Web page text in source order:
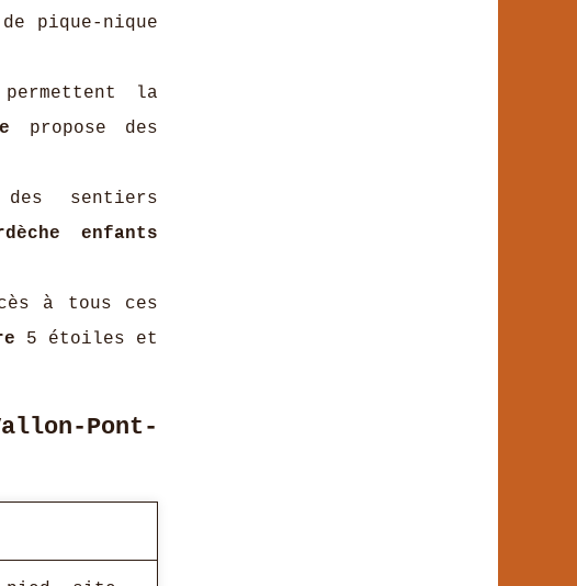
pique-nique
la
propose des
sentiers
enfants
à tous ces
5 étoiles et
Pont-